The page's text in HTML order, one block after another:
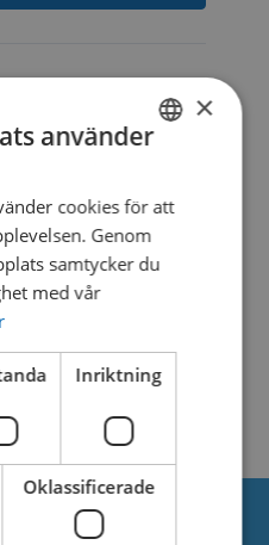
found!
DANISH
×
använder
cookies för att
Genom
samtycker du
med vår
Inriktning
Oklassificerade